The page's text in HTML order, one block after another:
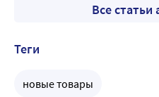
Все статьи
Теги
новые товары